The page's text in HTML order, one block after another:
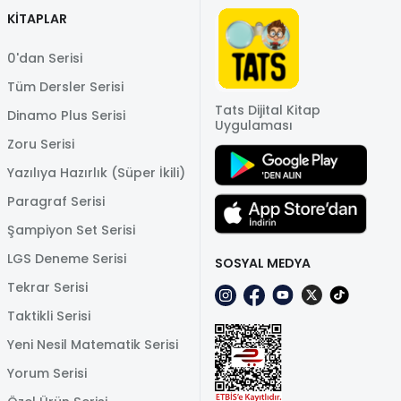
KİTAPLAR
0'dan Serisi
Tüm Dersler Serisi
Dinamo Plus Serisi
Zoru Serisi
Yazılıya Hazırlık (Süper İkili)
Paragraf Serisi
Şampiyon Set Serisi
LGS Deneme Serisi
Tekrar Serisi
Taktikli Serisi
Yeni Nesil Matematik Serisi
Yorum Serisi
Tats Dijital Kitap
Uygulaması
SOSYAL MEDYA